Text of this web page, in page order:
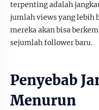
terpenting adalah
jumlah views yang lebih
mereka akan bisa
sejumlah follower baru.
Penyebab
Menurun